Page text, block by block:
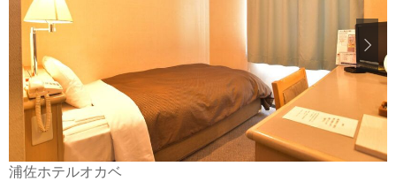
浦佐ホテルオカベ